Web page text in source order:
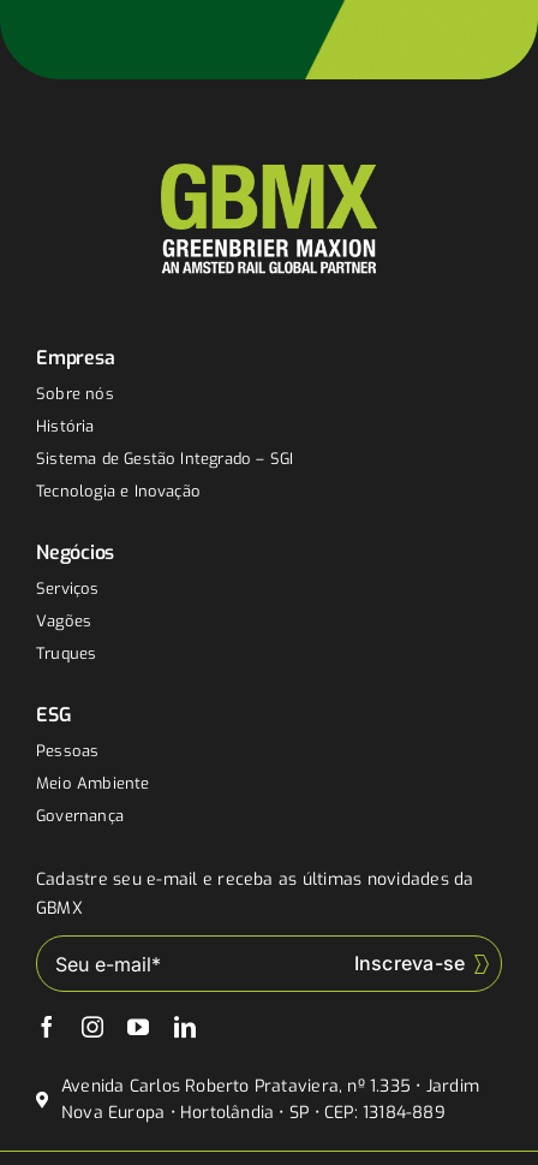
Empresa
Sobre nós
História
Sistema de Gestão Integrado – SGI
Tecnologia e Inovação
Negócios
Serviços
Vagões
Truques
ESG
Pessoas
Meio Ambiente
Governança
Cadastre seu e-mail e receba as últimas novidades da
GBMX
Avenida Carlos Roberto Prataviera, nº 1.335 • Jardim
Nova Europa • Hortolândia • SP • CEP: 13184-889